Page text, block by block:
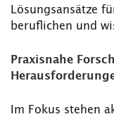
Lösungsansätze
beruflichen und
Praxisnahe
Im Fokus stehen